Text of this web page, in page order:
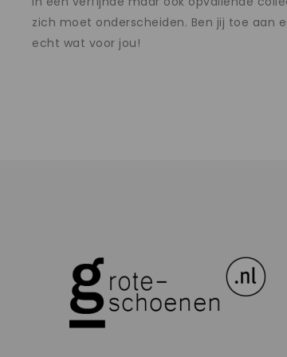
zich moet onderscheiden. Ben jij toe aan
echt wat voor jou!